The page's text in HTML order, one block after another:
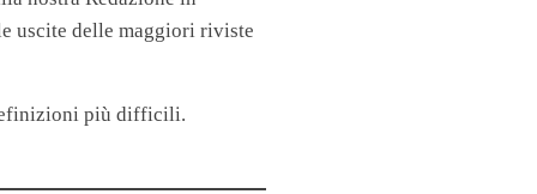
uscite delle maggiori riviste
più difficili.